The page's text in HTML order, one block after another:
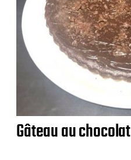
Gâteau au chocolat